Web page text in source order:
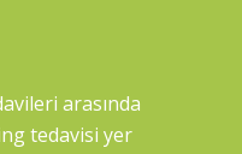
arasında
tedavisi yer